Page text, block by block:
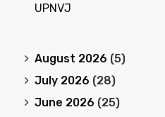
UPNVJ
August 2026 (5)
July 2026 (28)
June 2026 (25)